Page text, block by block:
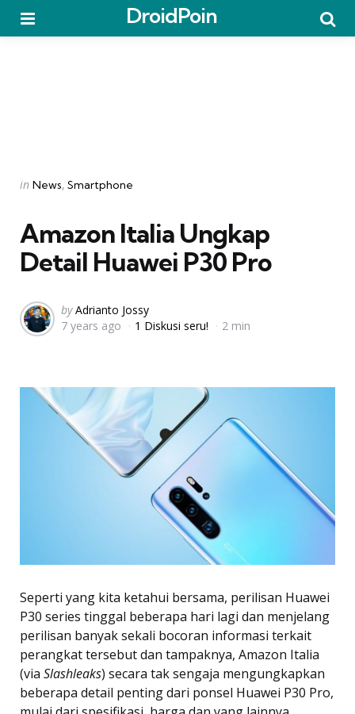
DroidPoin
Categories
Posted
in News Smartphone
Amazon Italia Ungkap
Detail Huawei P30 Pro
Posted
by
by Adrianto Jossy
7 years ago
1 Diskusi seru! 2 min
Seperti yang kita ketahui bersama, perilisan Huawei
P30 series tinggal beberapa hari lagi dan menjelang
perilisan banyak sekali bocoran informasi terkait
perangkat tersebut dan tampaknya, Amazon Italia
(via Slashleaks) secara tak sengaja mengungkapkan
beberapa detail penting dari ponsel Huawei P30 Pro,